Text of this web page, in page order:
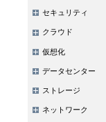
セキュリティ
クラウド
仮想化
データセンター
ストレージ
ネットワーク